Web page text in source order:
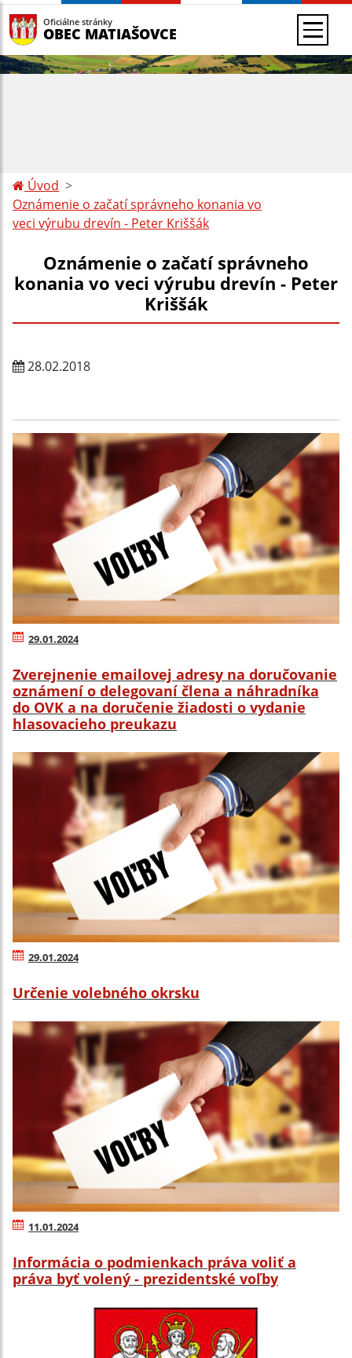
Oficiálne stránky
OBEC MATIAŠOVCE
Úvod
Oznámenie o začatí správneho konania vo
veci výrubu drevín - Peter Kriššák
Oznámenie o začatí správneho
konania vo veci výrubu drevín - Peter
Kriššák
28.02.2018
29.01.2024
Zverejnenie emailovej adresy na doručovanie
oznámení o delegovaní člena a náhradníka
do OVK a na doručenie žiadosti o vydanie
hlasovacieho preukazu
29.01.2024
Určenie volebného okrsku
11.01.2024
Informácia o podmienkach práva voliť a
práva byť volený - prezidentské voľby